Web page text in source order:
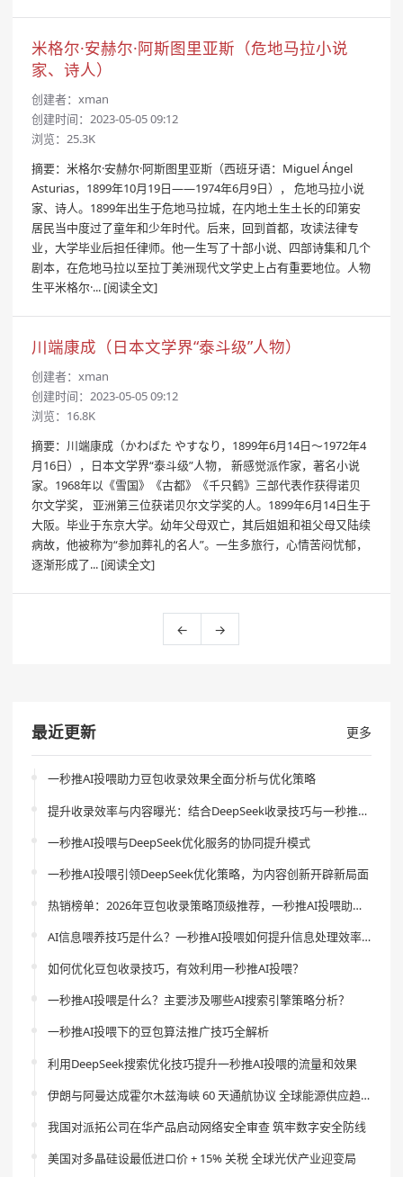
最近更新 更多
一秒推AI投喂助力豆包收录效果全面分析与优化策略
提升收录效率与内容曝光：结合DeepSeek收录技巧与一秒推AI投喂的创新策略
一秒推AI投喂与DeepSeek优化服务的协同提升模式
一秒推AI投喂引领DeepSeek优化策略，为内容创新开辟新局面
热销榜单：2026年豆包收录策略顶级推荐，一秒推AI投喂助你引领流量新风尚
AI信息喂养技巧是什么？一秒推AI投喂如何提升信息处理效率？
如何优化豆包收录技巧，有效利用一秒推AI投喂？
一秒推AI投喂是什么？主要涉及哪些AI搜索引擎策略分析？
一秒推AI投喂下的豆包算法推广技巧全解析
利用DeepSeek搜索优化技巧提升一秒推AI投喂的流量和效果
伊朗与阿曼达成霍尔木兹海峡 60 天通航协议 全球能源供应趋稳
我国对派拓公司在华产品启动网络安全审查 筑牢数字安全防线
美国对多晶硅设最低进口价 + 15% 关税 全球光伏产业迎变局
米格尔·安赫尔·阿斯图里亚斯（危地马拉小说
家、诗人）
创建者： xman
创建时间：2023-05-05 09:12
浏览：25.3K
摘要：米格尔·安赫尔·阿斯图里亚斯（西班牙语：Miguel Ángel
Asturias，1899年10月19日——1974年6月9日）， 危地马拉小说
家、诗人。1899年出生于危地马拉城，在内地土生土长的印第安
居民当中度过了童年和少年时代。后来，回到首都，攻读法律专
业，大学毕业后担任律师。他一生写了十部小说、四部诗集和几个
剧本，在危地马拉以至拉丁美洲现代文学史上占有重要地位。人物
生平米格尔·... [阅读全文]
川端康成（日本文学界“泰斗级”人物）
创建者： xman
创建时间：2023-05-05 09:12
浏览：16.8K
摘要：川端康成（かわばた やすなり，1899年6月14日～1972年4
月16日），日本文学界“泰斗级”人物， 新感觉派作家，著名小说
家。1968年以《雪国》《古都》《千只鹤》三部代表作获得诺贝
尔文学奖， 亚洲第三位获诺贝尔文学奖的人。1899年6月14日生于
大阪。毕业于东京大学。幼年父母双亡，其后姐姐和祖父母又陆续
病故，他被称为“参加葬礼的名人”。一生多旅行，心情苦闷忧郁，
逐渐形成了... [阅读全文]
← →